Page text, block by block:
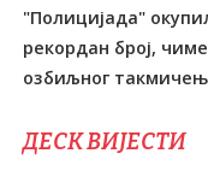
"Полицијада"
рекордан број,
озбиљног
ДЕСК ВИЈЕСТИ